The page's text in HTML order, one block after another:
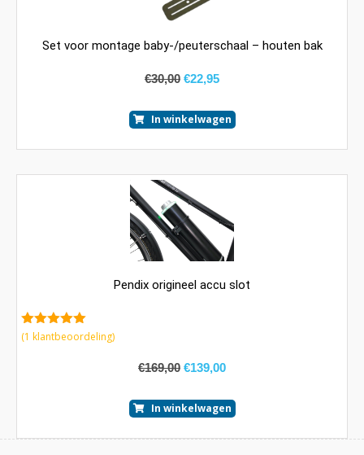
Set voor montage baby-/peuterschaal – houten bak
€30,00 €22,95
In winkelwagen
Pendix origineel accu slot
5.00van 5
(1 klantbeoordeling)
€169,00 €139,00
In winkelwagen